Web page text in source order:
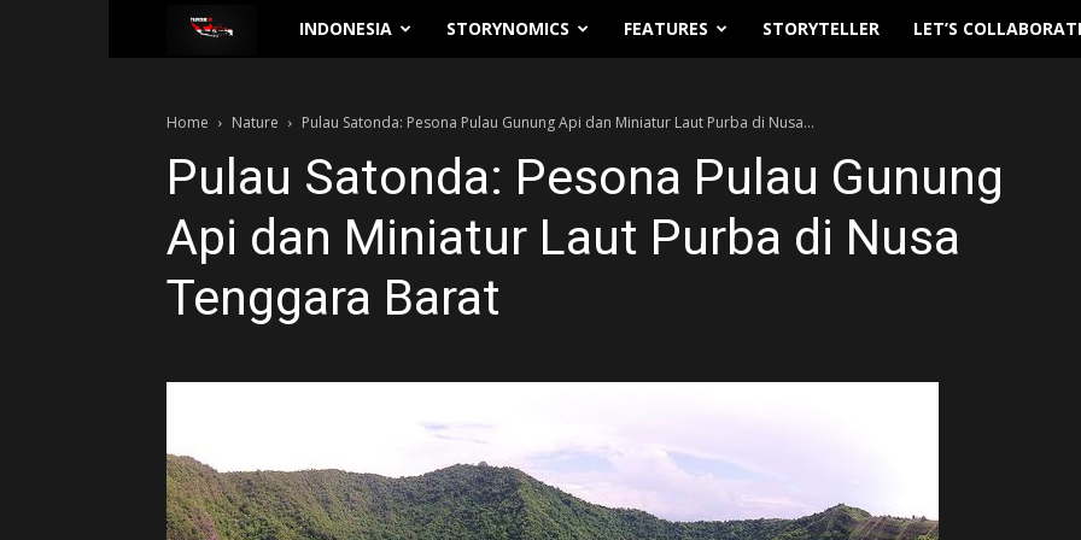
Traverse.id
INDONESIA STORYNOMICS FEATURES STORYTELLER LET’S
Home Nature Pulau Satonda: Pesona Pulau Gunung Api dan Miniatur Laut Purba di Nusa...
Pulau Satonda: Pesona Pulau Gunung
Api dan Miniatur Laut Purba di Nusa
Tenggara Barat